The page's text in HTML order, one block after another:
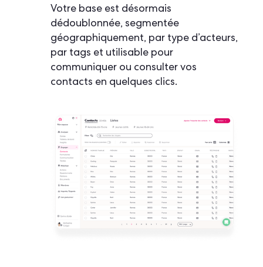
Votre base est désormais
dédoublonnée, segmentée
géographiquement, par type d’acteurs,
par tags et utilisable pour
communiquer ou consulter vos
contacts en quelques clics.